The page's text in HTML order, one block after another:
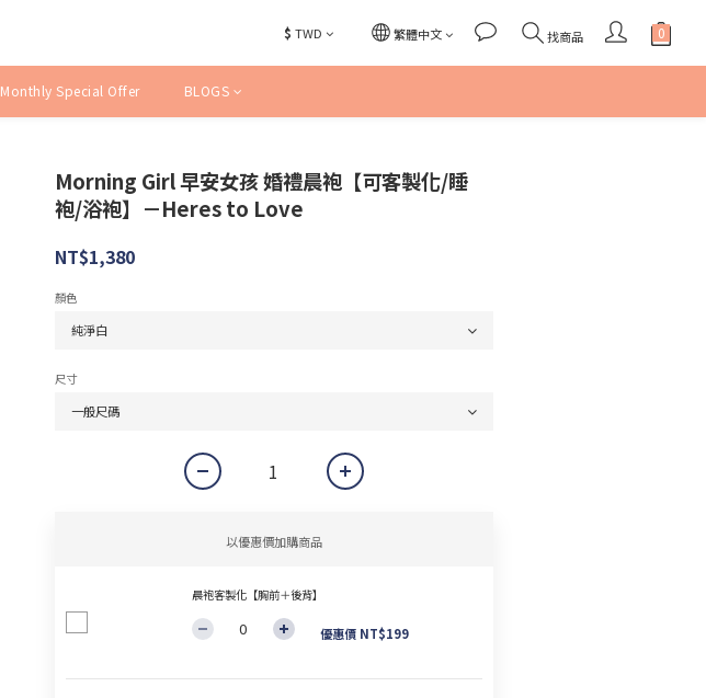
$ TWD 繁體中文 找商品
Monthly Special Offer BLOGS
Morning Girl 早安女孩 婚禮晨袍【可客製化/睡
袍/浴袍】－Heres to Love
NT$1,380
顏色
尺寸
以優惠價加購商品
晨袍客製化【胸前＋後背】
優惠價 NT$199